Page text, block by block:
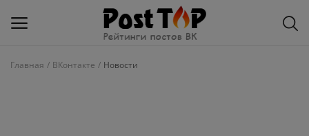
Главная ВКонтакте Новости